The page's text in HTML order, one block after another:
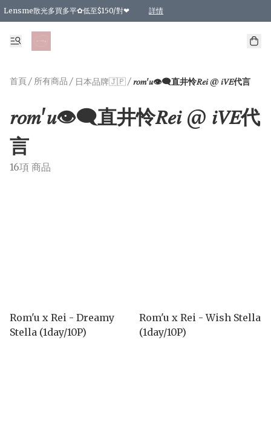
Lensme散光多買多平✿低至$150/對❤ 詳情
台灣Karacon⁩✧日拋 特價清貨❁⃘
日本韓國多款日/月拋現貨☼ 特價❤︎數量有限 售完即止
🇰🇷韓國多款月拋現貨 特價兩對$99✿數量有限 售完即止♫
精選商品，任選買2件或以上9 折；買4件或以上85 折；買6件或以上8 折
精選商品，任選買2件HKD 140.00；買4件HKD 260.00
精選商品，任選買2件HKD 190.00；買4件HKD 360.00
精選商品，任選買2件HKD 110.00；買4件HKD 180.00
精選商品，任選買2件HKD 170.00；買4件HKD 320.00
精選商品，任選買2件或以上減HKD 148.00
精選商品，任選買2件或以上減HKD 148.00
精選商品，任選買2件或以上95 折；買4件或以上9 折；買6件或以上85 折；買8件
精選商品，任選買12件或以上87 折
精選商品，任選買2件或以上減HKD 16.00；買4件或以上減HKD 32.00；買6
精選商品，任選買2件或以上95 折；買4件或以上9 折；買8件或以上85 折；買12
購物滿 HKD 800.00即享免運費優惠！（適用於 特定的送貨方式 )
首頁/ 所有商品 / 日本品牌🇯🇵/𝑟𝑜𝑚'𝑢👁️‍🗨️直井怜𝑅𝑒𝑖 @ 𝑖𝑉𝐸代言
𝑟𝑜𝑚'𝑢👁️‍🗨️直井怜𝑅𝑒𝑖 @ 𝑖𝑉𝐸代
言
16項 商品
Rom'u x Rei - Dreamy
Stella (1day/10P)
Rom'u x Rei - Wish Stella
(1day/10P)